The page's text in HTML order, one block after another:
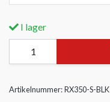
I lager
Artikelnummer:RX350-S-BLK